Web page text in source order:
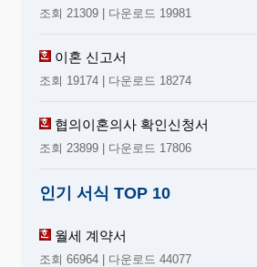
① 모바일 뱅킹사용 ② 인터
③ 휴대폰 신용카드결제 ④ 사
다
② 조금 불편했지만 익숙해지니
③ 불편 해서 통화 이외는 사용
④ 사용 설명서에 너무 복잡하게
26.귀하께서는 휴대폰 회사의
조회 21309 | 다운로드 19981
이혼 신고서
조회 19174 | 다운로드 18274
협의이혼의사 확인신청서
조회 23899 | 다운로드 17806
인기 서식 TOP 10
월세 계약서
조회 66964 | 다운로드 44077